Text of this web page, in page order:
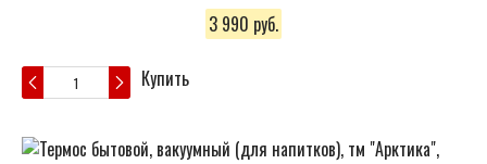
3 990 руб.
Купить